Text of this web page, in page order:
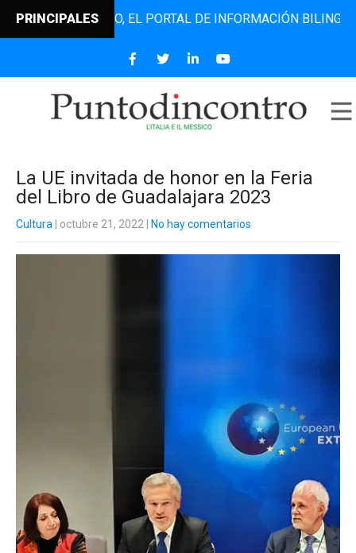
PRINCIPALESEL PORTAL DE INFORMACIÓN BILINGÜE
La UE invitada de honor en la Feria
del Libro de Guadalajara 2023
Cultura | octubre 21, 2022 No hay comentarios